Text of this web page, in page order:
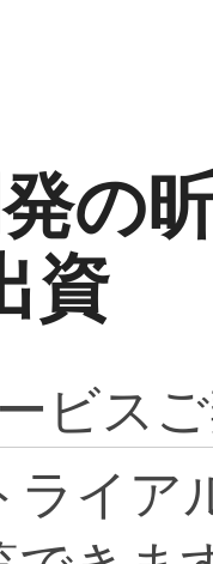
の
資
ビス
ライア